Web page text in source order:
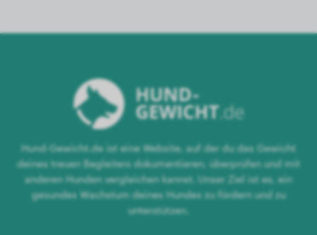
Hund-Gewicht.de ist eine Website, auf der du das Gewicht
deines treuen Begleiters dokumentieren, überprüfen und mit
anderen Hunden vergleichen kannst. Unser Ziel ist es, ein
gesundes Wachstum deines Hundes zu fördern und zu
unterstützen.